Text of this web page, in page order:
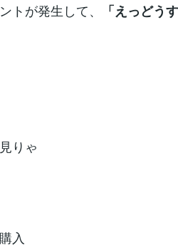
トが発生して、
「えっどう
りゃ
入